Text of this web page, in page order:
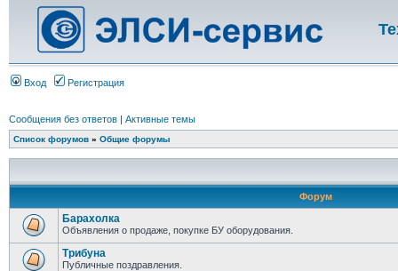
Вход Регистрация
Сообщения без ответов | Активные темы
Список форумов » Общие форумы
Форум
Барахолка
Объявления о продаже, покупке БУ оборудования.
Трибуна
Публичные поздравления.